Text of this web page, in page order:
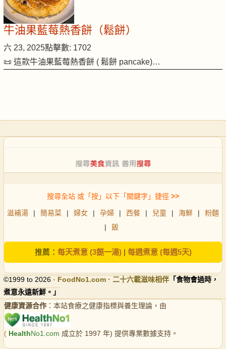
牛油果藍莓熱香餅（鬆餅）
六 23, 2025點擊數: 1702
📜 這款牛油果藍莓熱香餅 ( 鬆餅 pancake)…
搜尋全站 或「按」以下「關鍵字」捷徑 >>
滋補湯 | 簡易菜 | 婦女 | 孕婦 | 西餐 | 兒童 | 海鮮 |
粉麵
|
飯
推薦： 每天煮意 (3餸一湯)| 每週煮意 (每週5天)
©1999 to 2026 · FoodNo1.com · 二十六載滋味相伴 「食物會過時，
煮意永遠新鮮。」
健康資源合作 ：本站食療之健康指標與養生理論，由
( HealthNo1.com 成立於 1997 年) 提供專業數據支持。